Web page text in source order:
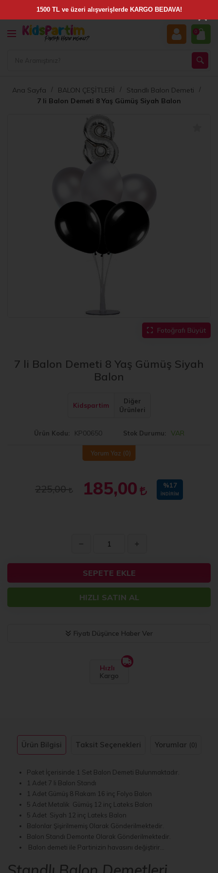
0
Ana Sayfa BALON ÇEŞİTLERİ
Standlı Balon Demeti
7 li Balon Demeti 8 Yaş Gümüş Siyah Balon
Fotoğrafı Büyüt
7 li Balon Demeti 8 Yaş Gümüş Siyah
Balon
Kidspartim
Diğer
Ürünleri
Ürün Kodu KP00650 Stok Durumu VAR
Yorum Yaz (0)
225,00 185,00 %17
İNDIRIM
SEPETE EKLE
HIZLI SATIN AL
Fiyatı Düşünce Haber Ver
Hızlı
Kargo
Ürün Bilgisi Taksit Seçenekleri Yorumlar (0)
Paket İçerisinde 1 Set Balon Demeti Bulunmaktadır.
1 Adet 7 li Balon Standı
1 Adet Gümüş 8 Rakam 16 inç Folyo Balon
5 Adet Metalik Gümüş 12 inç Lateks Balon
5 Adet Siyah 12 inç Lateks Balon
Balonlar Şişirilmemiş Olarak Gönderilmektedir.
Balon Standı Demonte Olarak Gönderilmektedir.
Balon demeti ile Partinizin havasını değiştirir…
×